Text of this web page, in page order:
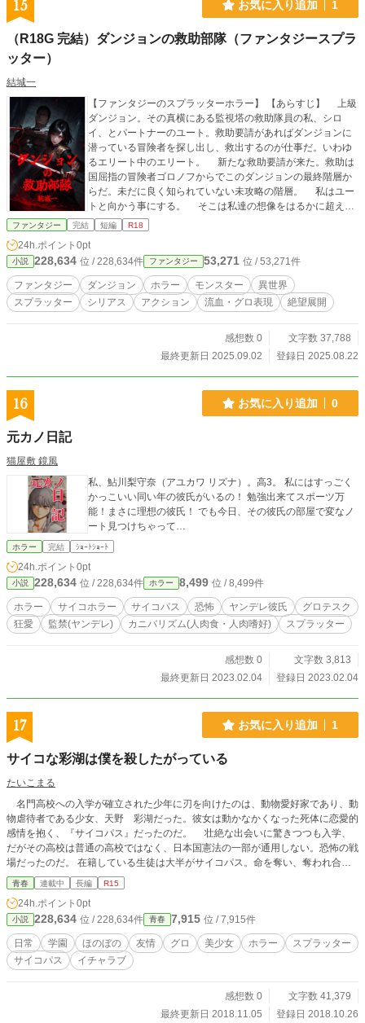
15 お気に入り追加 1
（R18G 完結）ダンジョンの救助部隊（ファンタジースプラ
ッター）
結城一
【ファンタジーのスプラッターホラー】 【あらすじ】 上級
ダンジョン。その真横にある監視塔の救助隊員の私、シロ
イ、とパートナーのユート。救助要請があればダンジョンに
潜っている冒険者を探し出し、救出するのが仕事だ。いわゆ
るエリート中のエリート。 新たな救助要請が来た。救助は
国屈指の冒険者ゴロノフからでこのダンジョンの最終階層か
らだ。未だに良く知られていない未攻略の階層。 私はユー
トと向かう事にする。 そこは私達の想像をはるかに超える
階層だった……。
ファンタジー 完結 短編 R18
24h.ポイント 0pt
小説 228,634 位 / 228,634件 ファンタジー 53,271 位 / 53,271件
ファンタジー ダンジョン ホラー モンスター
異世界
スプラッター
シリアス アクション 流血・グロ表現 絶望展開
感想数 0
文字数 37,788
最終更新日 2025.09.02
登録日 2025.08.22
16 お気に入り追加 0
元カノ日記
猫屋敷 鏡風
私、鮎川梨守奈（アユカワ リズナ）。高3。 私にはすっごく
かっこいい同い年の彼氏がいるの！ 勉強出来てスポーツ万
能！まさに理想の彼氏！ でも今日、その彼氏の部屋で変なノ
ート見つけちゃって…
ホラー 完結 ｼｮｰﾄｼｮｰﾄ
24h.ポイント 0pt
小説 228,634 位 / 228,634件 ホラー 8,499 位 / 8,499件
ホラー サイコホラー サイコパス 恐怖 ヤンデレ彼氏
グロテスク
狂愛
監禁(ヤンデレ) カニバリズム(人肉食・人肉嗜好) スプラッター
感想数 0
文字数 3,813
最終更新日 2023.02.04
登録日 2023.02.04
17 お気に入り追加 1
サイコな彩湖は僕を殺したがっている
たいこまる
名門高校への入学が確立された少年に刃を向けたのは、動物愛好家であり、動
物虐待者である少女、天野 彩湖だった。彼女は動かなかくなった死体に恋愛的
感情を抱く、『サイコパス』だったのだ。 壮絶な出会いに驚きつつも入学、
だがその高校は普通の高校ではなく、日本国憲法の一部が通用しない。恐怖の戦
場だったのだ。 在籍している生徒は大半がサイコパス。命を奪い、奪われ合う
狂気的な学校生活とは裏腹に、残念な美少女達の愛おしいイチャラブ生活。
これは自分を探し求める少年の物語—————。
青春 連載中 長編 R15
24h.ポイント 0pt
小説 228,634 位 / 228,634件 青春 7,915 位 / 7,915件
日常 学園 ほのぼの 友情 グロ 美少女 ホラー
スプラッター
サイコパス
イチャラブ
感想数 0
文字数 41,379
最終更新日 2018.11.05
登録日 2018.10.26